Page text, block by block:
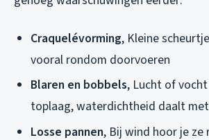
Craquelévorming, Kleine
vooral rondom doorvoeren
Blaren en bobbels, Lucht of
toplaag, waterdichtheid daalt
Losse pannen, Bij wind hoor je ze